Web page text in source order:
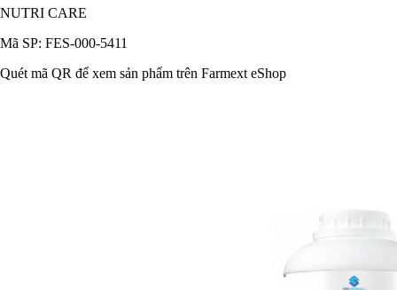
NUTRI CARE
Mã SP: FES-000-5411
Quét mã QR để xem sản phẩm trên Farmext eShop